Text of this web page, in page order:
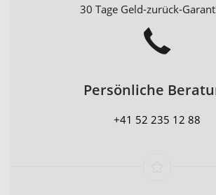
30 Tage Geld-zurück-
Persönliche
+41 52 235 12 88